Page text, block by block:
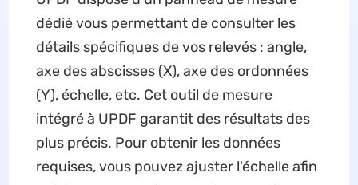
dédié vous permettant de consulter les
détails spécifiques de vos relevés : angle,
axe des abscisses (X), axe des ordonnées
(Y), échelle, etc. Cet outil de mesure
intégré à UPDF garantit des résultats des
plus précis. Pour obtenir les données
requises, vous pouvez ajuster l'échelle afin